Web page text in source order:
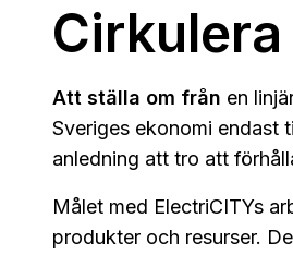
Att ställa om från en
Sveriges ekonomi endast
anledning att tro att
Målet med ElectriCITYs
produkter och resurser.